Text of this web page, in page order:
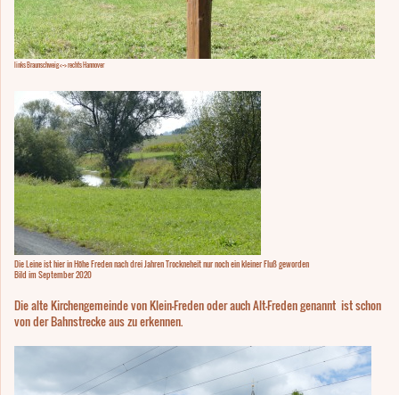
links Braunschweig <--> rechts Hannover
Die Leine ist hier in Höhe Freden nach drei Jahren Trockneheit nur noch ein kleiner Fluß geworden
Bild im September 2020
Die alte Kirchengemeinde von Klein-Freden oder auch Alt-Freden genannt ist schon
von der Bahnstrecke aus zu erkennen.